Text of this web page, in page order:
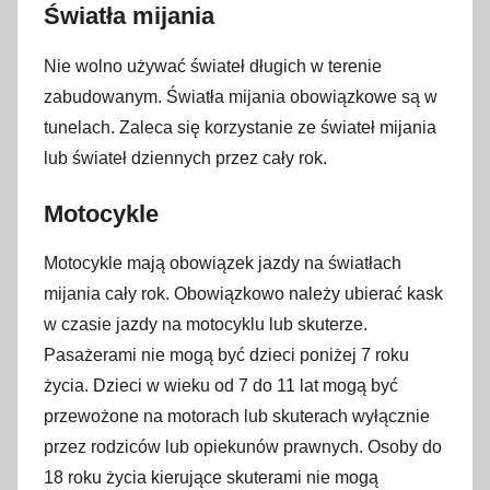
Światła mijania
Nie wolno używać świateł długich w terenie
zabudowanym. Światła mijania obowiązkowe są w
tunelach. Zaleca się korzystanie ze świateł mijania
lub świateł dziennych przez cały rok.
Motocykle
Motocykle mają obowiązek jazdy na światłach
mijania cały rok. Obowiązkowo należy ubierać kask
w czasie jazdy na motocyklu lub skuterze.
Pasażerami nie mogą być dzieci poniżej 7 roku
życia. Dzieci w wieku od 7 do 11 lat mogą być
przewożone na motorach lub skuterach wyłącznie
przez rodziców lub opiekunów prawnych. Osoby do
18 roku życia kierujące skuterami nie mogą